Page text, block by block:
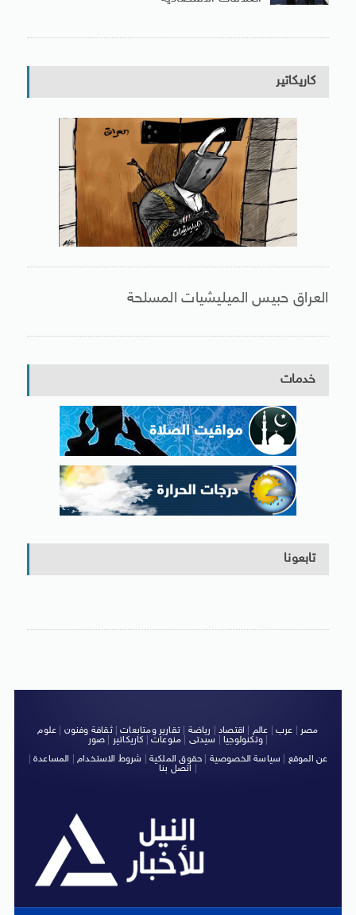
كاريكاتير
العراق حبيس الميليشيات المسلحة
خدمات
تابعونا
مصر عرب عالم اقتصاد رياضة |تقارير ومتابعات|ثقافة وفنون
علوم
وتكنولوجيا| سيدتى منوعات كاريكاتير صور
|
عن الموقع
سياسة الخصوصية حقوق الملكية شروط الاستخدام| المساعدة|
اتصل بنا